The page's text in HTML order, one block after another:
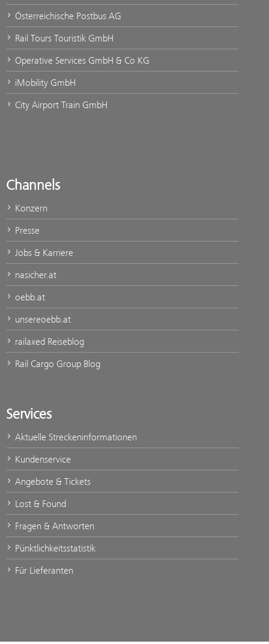
Österreichische Postbus AG
Rail Tours Touristik GmbH
Operative Services GmbH & Co KG
iMobility GmbH
City Airport Train GmbH
Channels
Konzern
Presse
Jobs & Karriere
nasicher.at
oebb.at
unsereoebb.at
railaxed Reiseblog
Rail Cargo Group Blog
Services
Aktuelle Streckeninformationen
Kundenservice
Angebote & Tickets
Lost & Found
Fragen & Antworten
Pünktlichkeitsstatistik
Für Lieferanten